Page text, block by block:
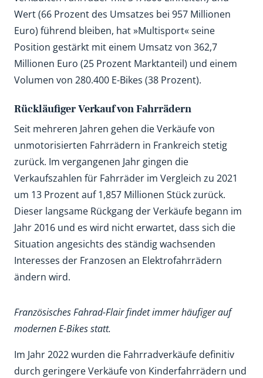
Wert (66 Prozent des Umsatzes bei 957 Millionen
Euro) führend bleiben, hat »Multisport« seine
Position gestärkt mit einem Umsatz von 362,7
Millionen Euro (25 Prozent Marktanteil) und einem
Volumen von 280.400 E-Bikes (38 Prozent).
Rückläufiger Verkauf von Fahrrädern
Seit mehreren Jahren gehen die Verkäufe von
unmotorisierten Fahrrädern in Frankreich stetig
zurück. Im vergangenen Jahr gingen die
Verkaufszahlen für Fahrräder im Vergleich zu 2021
um 13 Prozent auf 1,857 Millionen Stück zurück.
Dieser langsame Rückgang der Verkäufe begann im
Jahr 2016 und es wird nicht erwartet, dass sich die
Situation angesichts des ständig wachsenden
Interesses der Franzosen an Elektrofahrrädern
ändern wird.
Französisches Fahrad-Flair findet immer häufiger auf
modernen E-Bikes statt.
Im Jahr 2022 wurden die Fahrradverkäufe definitiv
durch geringere Verkäufe von Kinderfahrrädern und